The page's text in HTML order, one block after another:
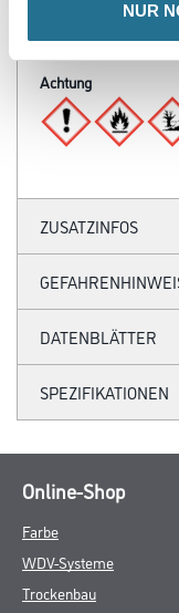
NUR
- Theoretisch: 0,10
Achtung
ZUSATZINFOS
DATENBLÄTTER
SPEZIFIKATIONEN
Online-Shop
Farbe
WDV-Systeme
Trockenbau